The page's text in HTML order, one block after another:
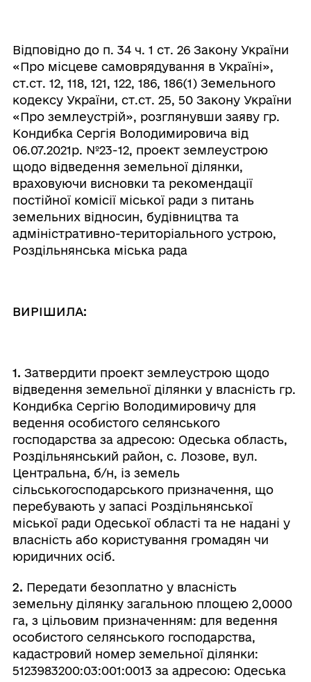
Відповідно до п. 34 ч. 1 ст. 26 Закону України
«Про місцеве самоврядування в Україні»,
ст.ст. 12, 118, 121, 122, 186, 186(1) Земельного
кодексу України, ст.ст. 25, 50 Закону України
«Про землеустрій», розглянувши заяву гр.
Кондибка Сергія Володимировича від
06.07.2021р. №23-12, проект землеустрою
щодо відведення земельної ділянки,
враховуючи висновки та рекомендації
постійної комісії міської ради з питань
земельних відносин, будівництва та
адміністративно-територіального устрою,
Роздільнянська міська рада
ВИРІШИЛА:
1. Затвердити проект землеустрою щодо
відведення земельної ділянки у власність гр.
Кондибка Сергію Володимировичу для
ведення особистого селянського
господарства за адресою: Одеська область,
Роздільнянський район, с. Лозове, вул.
Центральна, б/н, із земель
сільськогосподарського призначення, що
перебувають у запасі Роздільнянської
міської ради Одеської області та не надані у
власність або користування громадян чи
юридичних осіб.
2. Передати безоплатно у власність
земельну ділянку загальною площею 2,0000
га, з цільовим призначенням: для ведення
особистого селянського господарства,
кадастровий номер земельної ділянки:
5123983200:03:001:0013 за адресою: Одеська